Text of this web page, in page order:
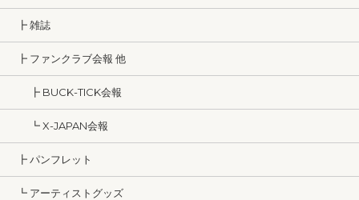
┣ 雑誌
┣ ファンクラブ会報 他
┣ BUCK-TICK会報
┗ X-JAPAN会報
┣ パンフレット
┗ アーティストグッズ